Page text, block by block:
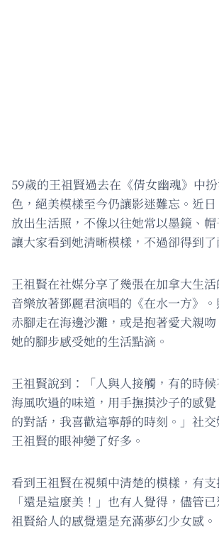
59歲的王祖賢過去在《倩女幽魂》中
色，絕美模樣至今仍讓影迷難忘。近
放出生活照，不像以往她常以墨鏡、
讓大家看到她清晰模樣，不過卻得到了
王祖賢在社媒分享了幾張在加拿大生
音樂放著鄧麗君演唱的《在水一方》
赤腳走在海邊沙灘，或是抱著愛犬親
她的腳步感受她的生活點滴。
王祖賢說到：「人與人接觸，有的時候
海風吹過的味道，用手撫摸沙子的感
的對話，我喜歡這寧靜的時刻。」社
王祖賢的眼神變了好多。
看到王祖賢在視頻中清楚的模樣，有支
「還是這麼美！」也有人覺得，儘管
祖賢給人的感覺還是充滿夢幻少女感。